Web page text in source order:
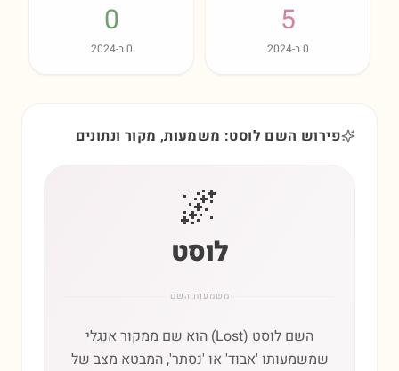
5
0ב-2024
0
0ב-2024
פירוש השם לוסט: משמעות, מקור ונתונים
🌌
לוסט
משמעות השם
השם לוסט (Lost) הוא שם ממקור אנגלי
שמשמעותו 'אבוד' או 'נסתר', המבטא מצב של